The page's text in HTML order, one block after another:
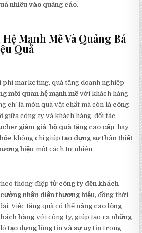
nhiều vào quảng cáo.
Mạnh Mẽ Và Quảng Bá
Quả
phí marketing, quà tặng doanh nghiệp
mối quan hệ mạnh mẽ với khách hàng
chỉ là món quà vật chất mà còn là công
giữa công ty và khách hàng, đối tác.
giảm giá,bộ quà tặng cao cấp, hay
không chỉ giúptạo dựng sự thân thiết
hiệu một cách tự nhiên.
thông điệptừ công ty đến khách
nhận diện thương hiệu, đồng thời
Việc tặng quà có thểnâng cao lòng
hàngvới công ty, giúp tạo ranhững
tạo dựng lòng tin và sự uy tín trong